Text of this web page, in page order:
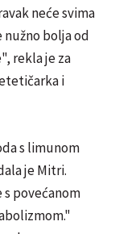
neće svima
nužno bolja od
rekla je za
i
s limunom
je Mitri.
povećanom